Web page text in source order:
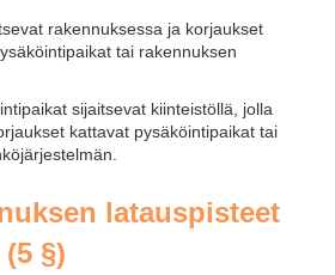
rakennuksessa ja korjaukset
tai rakennuksen
sijaitsevat kiinteistöllä, jolla
kattavat pysäköintipaikat tai
latauspisteet
§)